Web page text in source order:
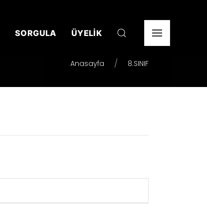
SORGULA ÜYELİK
Anasayfa 8.SINIF